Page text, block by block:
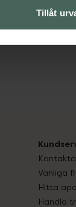
Tillåt
Vanliga
Hitta
Handla